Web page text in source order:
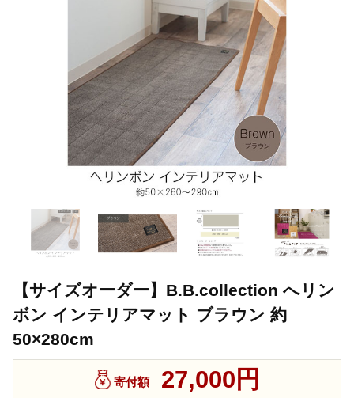
【サイズオーダー】B.B.collection へリン
ボン インテリアマット ブラウン 約
50×280cm
寄付額 27,000円